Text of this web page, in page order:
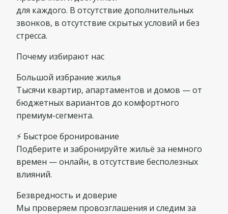
для каждого. В отсутствие дополнительных
звонков, в отсутствие скрытых условий и без
стресса.
Почему избирают нас
Большой избрание жилья
Тысячи квартир, апартаментов и домов — от
бюджетных вариантов до комфортного
премиум-сегмента.
⚡ Быстрое бронирование
Подберите и забронируйте жильё за немного
времен — онлайн, в отсутствие бесполезных
влияний.
Безвредность и доверие
Мы проверяем провозглашения и следим за